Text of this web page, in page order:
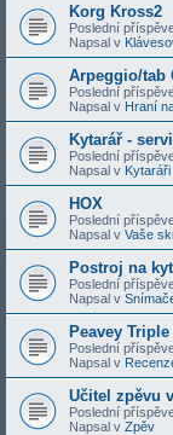
Korg Kross2
Poslední
Napsal v
Arpeggio/tab
Poslední
Napsal v Hraní
Kytarář -
Poslední
Napsal v Kytaráři
HOX
Poslední
Napsal v Vaše
Postroj na
Poslední
Napsal v
Peavey Triple
Poslední
Napsal v
Učitel zpěvu
Poslední
Napsal v Zpěv